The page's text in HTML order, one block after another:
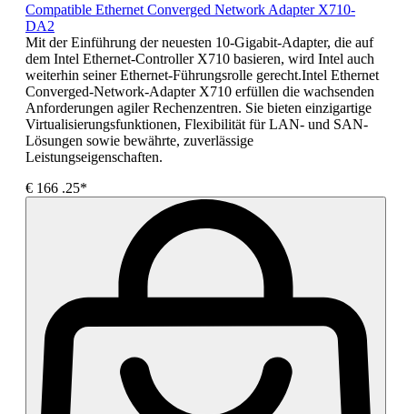
Compatible Ethernet Converged Network Adapter X710-
DA2
Mit der Einführung der neuesten 10-Gigabit-Adapter, die auf
dem Intel Ethernet-Controller X710 basieren, wird Intel auch
weiterhin seiner Ethernet-Führungsrolle gerecht.Intel Ethernet
Converged-Network-Adapter X710 erfüllen die wachsenden
Anforderungen agiler Rechenzentren. Sie bieten einzigartige
Virtualisierungsfunktionen, Flexibilität für LAN- und SAN-
Lösungen sowie bewährte, zuverlässige
Leistungseigenschaften.
€ 166 .25*